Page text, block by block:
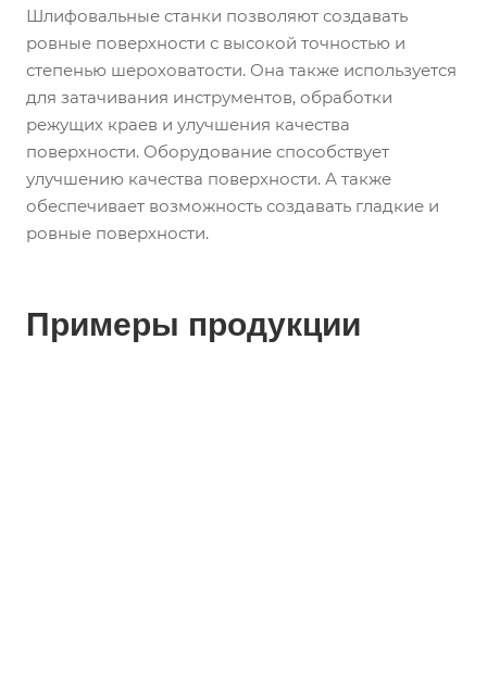
Шлифовальные станки позволяют создавать
ровные поверхности с высокой точностью и
степенью шероховатости. Она также используется
для затачивания инструментов, обработки
режущих краев и улучшения качества
поверхности. Оборудование способствует
улучшению качества поверхности. А также
обеспечивает возможность создавать гладкие и
ровные поверхности.
Примеры продукции